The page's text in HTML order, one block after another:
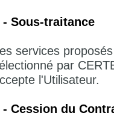
- Sous-traitance
services
par
l'Utilisateur.
- Cession du